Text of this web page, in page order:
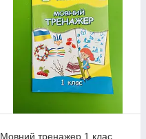
Мовний тренажер 1 клас.